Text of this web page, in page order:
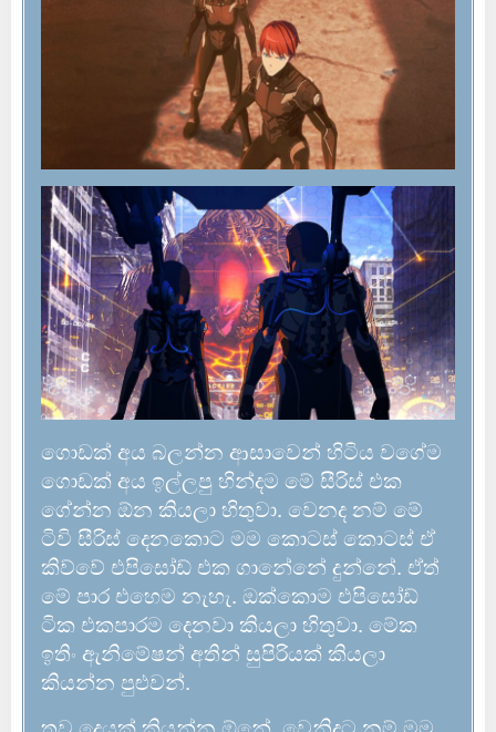
ගොඩක් අය බලන්න ආසාවෙන් හිටිය වගේම
ගොඩක් අය ඉල්ලපු හින්දම මේ සීරිස් එක
ගේන්න ඕන කියලා හිතුවා. වෙනද නම් මේ
ටිවි සීරිස් දෙනකොට මම කොටස් කොටස් ඒ
කිව්වේ එපිසෝඩ් එක ගානේනේ දුන්නේ. ඒත්
මේ පාර එහෙම නැහැ. ඔක්කොම එපිසෝඩ්
ටික එකපාරම දෙනවා කියලා හිතුවා. මේක
ඉතිං ඇනිමේෂන් අතින් සුපිරියක් කියලා
කියන්න පුළුවන්.
තව දෙයක් කියන්න ඕනේ, වෙනිදට නම් මම